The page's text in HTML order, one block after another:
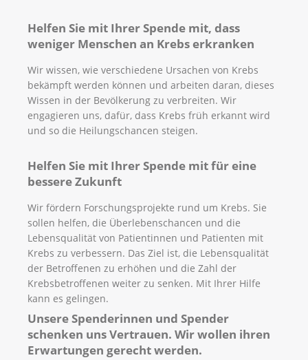
Helfen Sie mit Ihrer Spende mit, dass
weniger Menschen an Krebs erkranken
Wir wissen, wie verschiedene Ursachen von Krebs
bekämpft werden können und arbeiten daran, dieses
Wissen in der Bevölkerung zu verbreiten. Wir
engagieren uns, dafür, dass Krebs früh erkannt wird
und so die Heilungschancen steigen.
Helfen Sie mit Ihrer Spende mit für eine
bessere Zukunft
Wir fördern Forschungsprojekte rund um Krebs. Sie
sollen helfen, die Überlebenschancen und die
Lebensqualität von Patientinnen und Patienten mit
Krebs zu verbessern. Das Ziel ist, die Lebensqualität
der Betroffenen zu erhöhen und die Zahl der
Krebsbetroffenen weiter zu senken. Mit Ihrer Hilfe
kann es gelingen.
Unsere Spenderinnen und Spender
schenken uns Vertrauen. Wir wollen ihren
Erwartungen gerecht werden.